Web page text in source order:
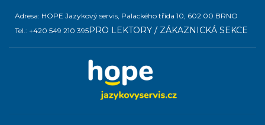
Adresa: HOPE Jazykový servis, Palackého třída 10, 602 00 BRNO
Tel.: +420 549 210 395PRO LEKTORY / ZÁKAZNICKÁ SEKCE